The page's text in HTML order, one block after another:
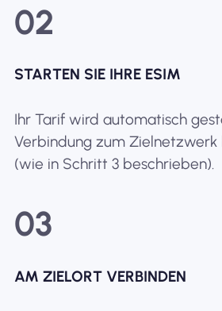
02
STARTEN SIE IHRE ESIM
Ihr Tarif wird automatisch
Verbindung zum Zielnetzwerk
(wie in Schritt 3 beschrieben).
03
AM ZIELORT VERBINDEN